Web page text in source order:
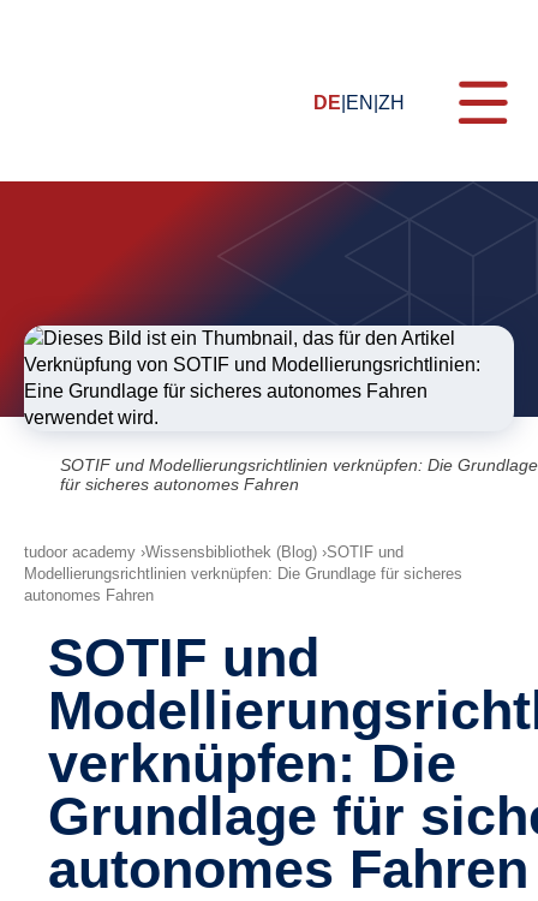
DE EN ZH
Formate
Schulungen
Webinare
Für Unternehmen
Termine
Über uns
Kontakt
Impressum
Buchungsbedingungen
Datenschutz
SOTIF und Modellierungsrichtlinien verknüpfen: Die Grundlage
für sicheres autonomes Fahren
SOTIF und
verknüpfen: Die
Grundlage für
autonomes Fahren
tudoor academy Wissensbibliothek (Blog) SOTIF und
Modellierungsrichtlinien verknüpfen: Die Grundlage für sicheres
autonomes Fahren